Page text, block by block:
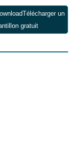
Télécharger un
gratuit